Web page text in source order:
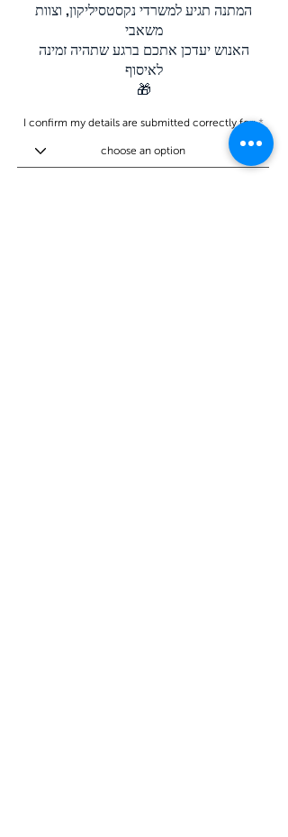
המתנה תגיע למשרדי נקסטסיליקון, וצוות
משאבי
האנוש יעדכן אתכם ברגע שתהיה זמינה
לאיסוף
🎁
I confirm my details are submitted correctly for: